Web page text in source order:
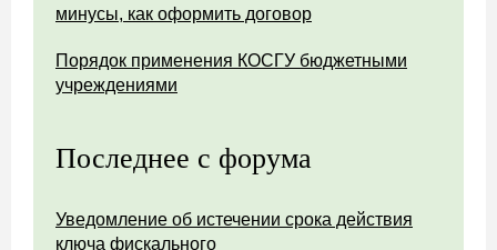
минусы, как оформить договор
Порядок применения КОСГУ бюджетными
учреждениями
Последнее с форума
Уведомление об истечении срока действия
ключа фискального